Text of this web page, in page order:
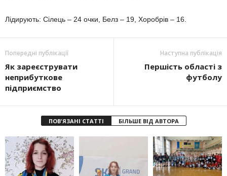
Лідирують: Сілець – 24 очки, Белз – 19, Хоробрів – 16.
Попередні публікації
Як зареєструвати
неприбуткове
підприємство
Наступна публікація
Першість області з
футболу
ПОВ'ЯЗАНІ СТАТТІ БІЛЬШЕ ВІД АВТОРА